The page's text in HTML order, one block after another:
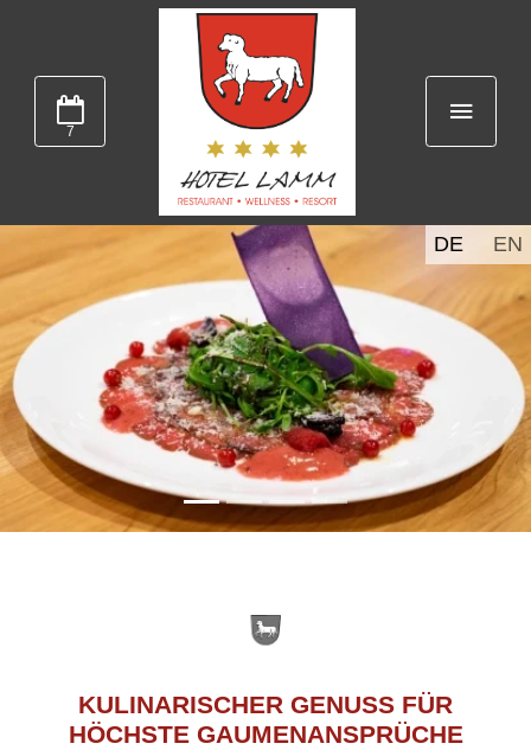
7
DE EN
KULINARISCHER GENUSS FÜR
HÖCHSTE GAUMENANSPRÜCHE